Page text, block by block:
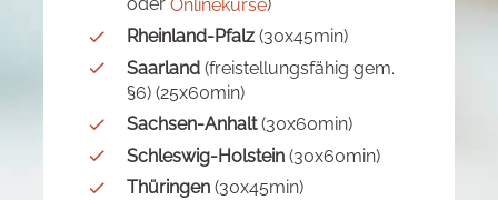
Onlinekurse
Rheinland-Pfalz (30x45min)
Saarland (freistellungsfähig gem.
§6) (25x60min)
Sachsen-Anhalt(30x60min)
Schleswig-Holstein (30x60min)
Thüringen (30x45min)